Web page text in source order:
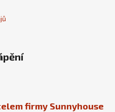
firmy Sunnyhouse